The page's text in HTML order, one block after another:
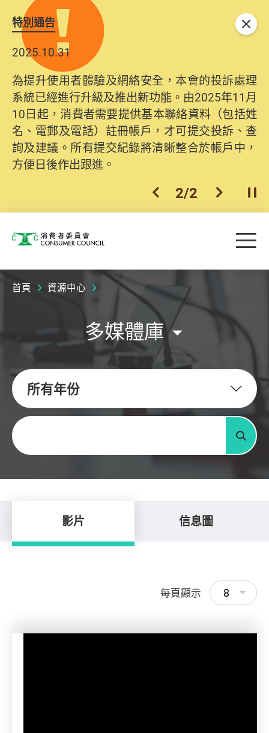
特別通告
2025.10.31
為提升使用者體驗及網絡安全，本會的投訴處理
系統已經進行升級及推出新功能。由2025年11月
10日起，消費者需要提供基本聯絡資料（包括姓
名、電郵及電話）註冊帳戶，才可提交投訴、查
詢及建議。所有提交紀錄將清晰整合於帳戶中，
方便日後作出跟進。
上一個
2/2 下一個開
關閉
消費者委員會 目
首頁 資源中心
多媒體庫
所有年份
關鍵字
搜尋
影片 信息圖
每頁顯示 8